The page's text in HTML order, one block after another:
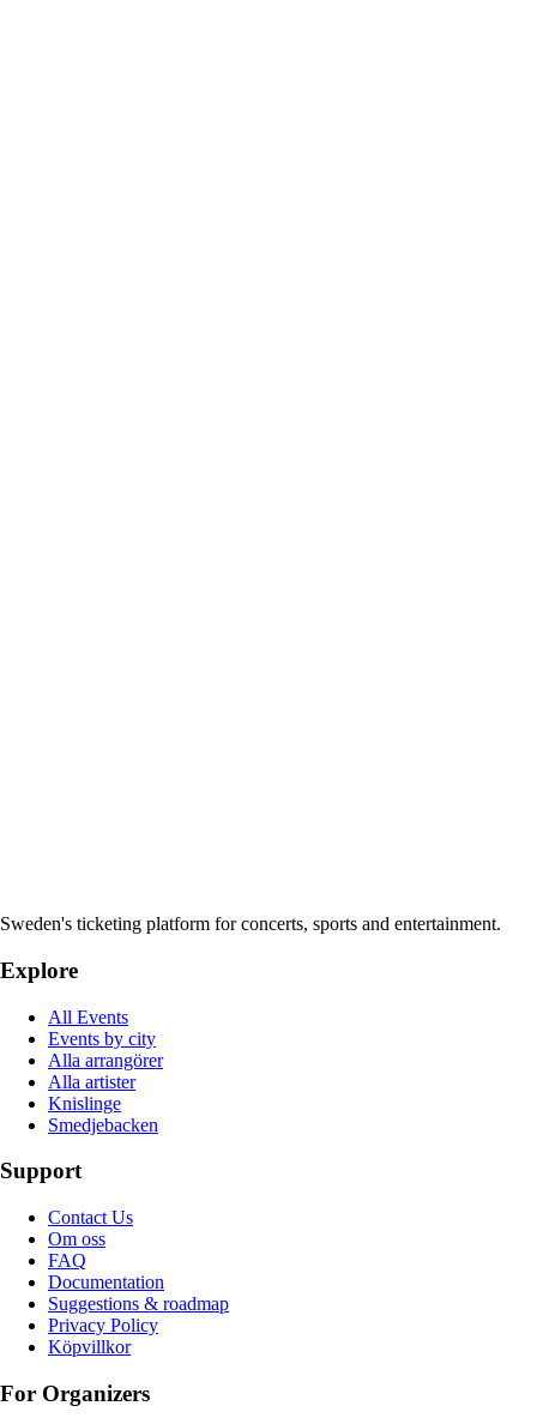
Sweden's ticketing platform for concerts, sports and entertainment.
Explore
All Events
Events by city
Alla arrangörer
Alla artister
Knislinge
Smedjebacken
Support
Contact Us
Om oss
FAQ
Documentation
Suggestions & roadmap
Privacy Policy
Köpvillkor
For Organizers